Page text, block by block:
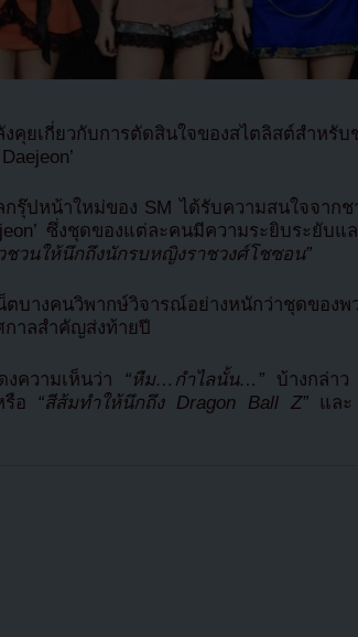
งคุยเกี่ยวกับการตัดสินใจของสไตลิสต์สำหรั
กรุ๊ปหน้าใหม่ของ SM ได้รับความสนใจจากช
ซึ่งชุดของแต่ละคนมีความระยิบระยับแ
ชวนให้นึกถึงนักรบหญิงราชวงศ์โชซอน”
ตบางคนวิพากษ์วิจารณ์อย่างหนักว่าชุดของพ
กาลสำคัญส่งท้ายปี
งความเห็นว่า “หืม…กำไลนั้น…” บ้างกล่าว
รือ “สีส้มทำให้นึกถึง Dragon Ball Z” และ